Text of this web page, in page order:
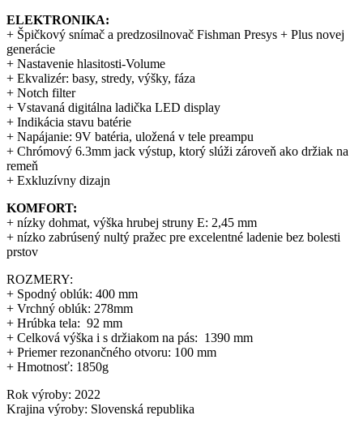
ELEKTRONIKA:
+ Špičkový snímač a predzosilnovač Fishman Presys + Plus novej
generácie
+ Nastavenie hlasitosti-Volume
+ Ekvalizér: basy, stredy, výšky, fáza
+ Notch filter
+ Vstavaná digitálna ladička LED display
+ Indikácia stavu batérie
+ Napájanie: 9V batéria, uložená v tele preampu
+ Chrómový 6.3mm jack výstup, ktorý slúži zároveň ako držiak na
remeň
+ Exkluzívny dizajn
KOMFORT:
+ nízky dohmat, výška hrubej struny E: 2,45 mm
+ nízko zabrúsený nultý pražec pre excelentné ladenie bez bolesti
prstov
ROZMERY:
+ Spodný oblúk: 400 mm
+ Vrchný oblúk: 278mm
+ Hrúbka tela: 92 mm
+ Celková výška i s držiakom na pás: 1390 mm
+ Priemer rezonančného otvoru: 100 mm
+ Hmotnosť: 1850g
Rok výroby: 2022
Krajina výroby: Slovenská republika